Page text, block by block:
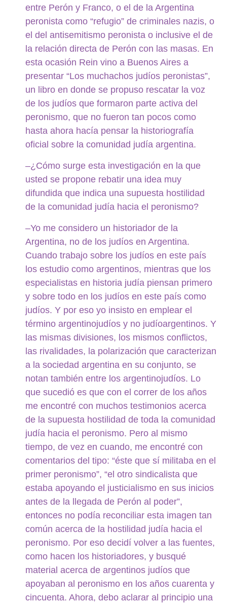
entre Perón y Franco, o el de la Argentina
peronista como “refugio” de criminales nazis, o
el del antisemitismo peronista o inclusive el de
la relación directa de Perón con las masas. En
esta ocasión Rein vino a Buenos Aires a
presentar “Los muchachos judíos peronistas”,
un libro en donde se propuso rescatar la voz
de los judíos que formaron parte activa del
peronismo, que no fueron tan pocos como
hasta ahora hacía pensar la historiografía
oficial sobre la comunidad judía argentina.
–¿Cómo surge esta investigación en la que
usted se propone rebatir una idea muy
difundida que indica una supuesta hostilidad
de la comunidad judía hacia el peronismo?
–Yo me considero un historiador de la
Argentina, no de los judíos en Argentina.
Cuando trabajo sobre los judíos en este país
los estudio como argentinos, mientras que los
especialistas en historia judía piensan primero
y sobre todo en los judíos en este país como
judíos. Y por eso yo insisto en emplear el
término argentinojudíos y no judíoargentinos. Y
las mismas divisiones, los mismos conflictos,
las rivalidades, la polarización que caracterizan
a la sociedad argentina en su conjunto, se
notan también entre los argentinojudíos. Lo
que sucedió es que con el correr de los años
me encontré con muchos testimonios acerca
de la supuesta hostilidad de toda la comunidad
judía hacia el peronismo. Pero al mismo
tiempo, de vez en cuando, me encontré con
comentarios del tipo: “éste que sí militaba en el
primer peronismo”, “el otro sindicalista que
estaba apoyando el justicialismo en sus inicios
antes de la llegada de Perón al poder”,
entonces no podía reconciliar esta imagen tan
común acerca de la hostilidad judía hacia el
peronismo. Por eso decidí volver a las fuentes,
como hacen los historiadores, y busqué
material acerca de argentinos judíos que
apoyaban al peronismo en los años cuarenta y
cincuenta. Ahora, debo aclarar al principio una